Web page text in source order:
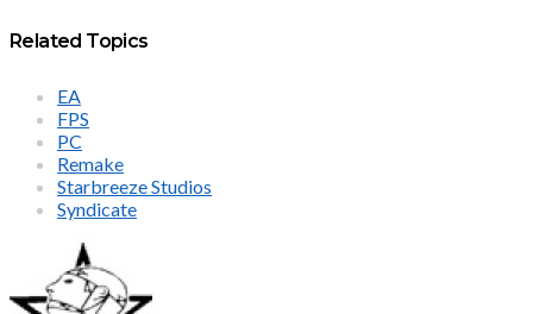
Related Topics
EA
FPS
PC
Remake
Starbreeze Studios
Syndicate